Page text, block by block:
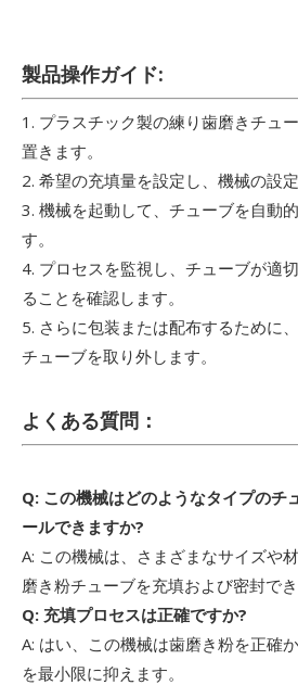
製品操作ガイド:
1. プラスチック製の練り歯磨きチュ
置きます。
2. 希望の充填量を設定し、機械の設定
3. 機械を起動して、チューブを自動
す。
4. プロセスを監視し、チューブが適
ることを確認します。
5. さらに包装または配布するために
チューブを取り外します。
よくある質問：
Q: この機械はどのようなタイプのチ
ールできますか?
A: この機械は、さまざまなサイズや
磨き粉チューブを充填および密封でき
Q: 充填プロセスは正確ですか?
A: はい、この機械は歯磨き粉を正確
を最小限に抑えます。